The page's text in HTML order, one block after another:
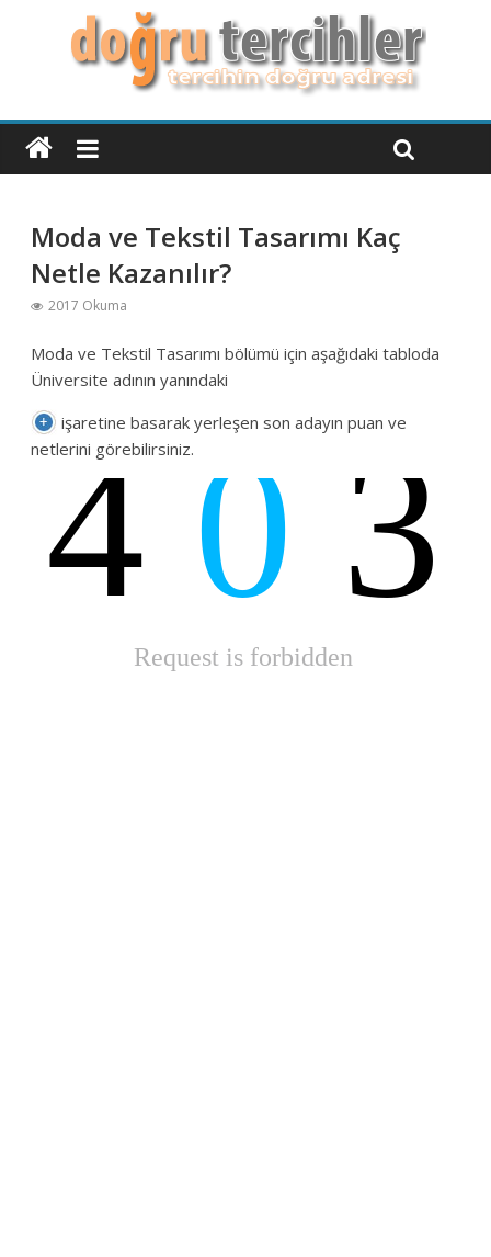
Moda ve Tekstil Tasarımı Kaç
Netle Kazanılır?
2017 Okuma
Moda ve Tekstil Tasarımı bölümü için aşağıdaki tabloda
Üniversite adının yanındaki
işaretine basarak yerleşen son adayın puan ve
netlerini görebilirsiniz.